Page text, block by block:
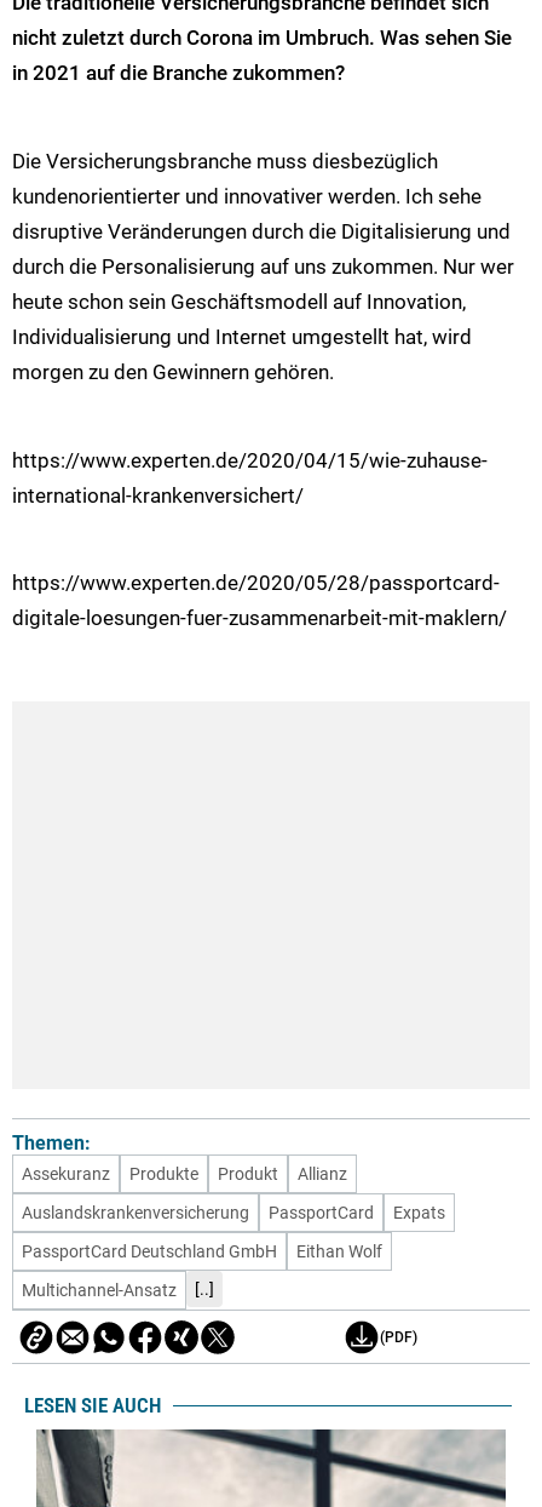
nicht zuletzt durch Corona im Umbruch. Was sehen Sie
in 2021 auf die Branche zukommen?
Die Versicherungsbranche muss diesbezüglich
kundenorientierter und innovativer werden. Ich sehe
disruptive Veränderungen durch die Digitalisierung und
durch die Personalisierung auf uns zukommen. Nur wer
heute schon sein Geschäftsmodell auf Innovation,
Individualisierung und Internet umgestellt hat, wird
morgen zu den Gewinnern gehören.
https://www.experten.de/2020/04/15/wie-zuhause-
international-krankenversichert/
https://www.experten.de/2020/05/28/passportcard-
digitale-loesungen-fuer-zusammenarbeit-mit-maklern/
Themen:
Assekuranz Produkte Produkt
Allianz
Auslandskrankenversicherung
PassportCard
Expats
PassportCard Deutschland GmbH
Eithan Wolf
Multichannel-Ansatz
[..]
(PDF)
LESEN SIE AUCH